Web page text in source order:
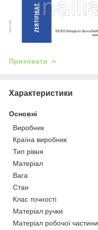
Приховати
Характеристики
Основні
Виробник
Країна виробник
Тип рівня
Матеріал
Вага
Стан
Клас точності
Матеріал ручки
Матеріал робочої частини